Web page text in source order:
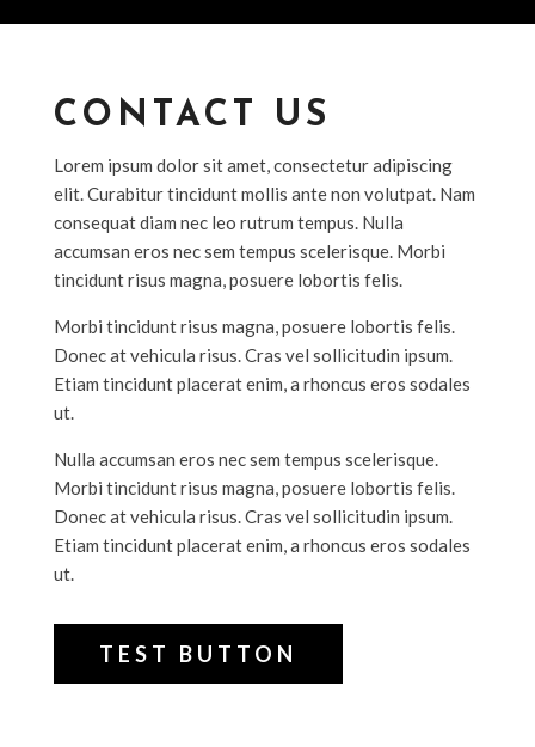
CONTACT US
Lorem ipsum dolor sit amet, consectetur adipiscing
elit. Curabitur tincidunt mollis ante non volutpat. Nam
consequat diam nec leo rutrum tempus. Nulla
accumsan eros nec sem tempus scelerisque. Morbi
tincidunt risus magna, posuere lobortis felis.
Morbi tincidunt risus magna, posuere lobortis felis.
Donec at vehicula risus. Cras vel sollicitudin ipsum.
Etiam tincidunt placerat enim, a rhoncus eros sodales
ut.
Nulla accumsan eros nec sem tempus scelerisque.
Morbi tincidunt risus magna, posuere lobortis felis.
Donec at vehicula risus. Cras vel sollicitudin ipsum.
Etiam tincidunt placerat enim, a rhoncus eros sodales
ut.
TEST BUTTON